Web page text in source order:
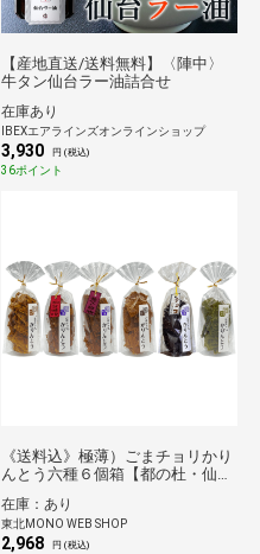
【産地直送/送料無料】〈陣中〉
牛タン仙台ラー油詰合せ
在庫あり
IBEXエアラインズオンラインショップ
3,930 円 (税込)
36ポイント
《送料込》極薄）ごまチョリかり
んとう六種６個箱【都の杜・仙
在庫：あり
東北MONO WEB SHOP
2,968 円 (税込)